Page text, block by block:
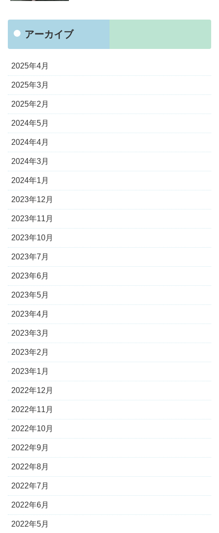
アーカイブ
2025年4月
2025年3月
2025年2月
2024年5月
2024年4月
2024年3月
2024年1月
2023年12月
2023年11月
2023年10月
2023年7月
2023年6月
2023年5月
2023年4月
2023年3月
2023年2月
2023年1月
2022年12月
2022年11月
2022年10月
2022年9月
2022年8月
2022年7月
2022年6月
2022年5月